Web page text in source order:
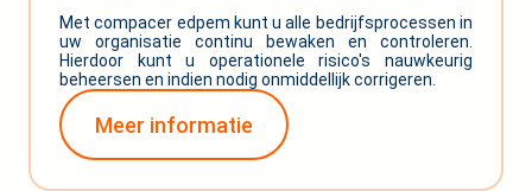
Met compacer edpem kunt u alle bedrijfsprocessen in
uw organisatie continu bewaken en controleren.
Hierdoor kunt u operationele risico's nauwkeurig
beheersen en indien nodig onmiddellijk corrigeren.
Meer informatie